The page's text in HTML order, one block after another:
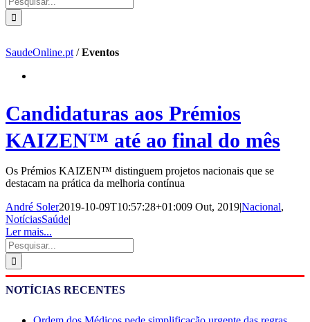
SaudeOnline.pt /Eventos
Candidaturas aos Prémios
KAIZEN™ até ao final do mês
Os Prémios KAIZEN™ distinguem projetos nacionais que se
destacam na prática da melhoria contínua
André Soler2019-10-09T10:57:28+01:009 Out, 2019|Nacional,
NotíciasSaúde|
Ler mais...
Pesquisar
NOTÍCIAS RECENTES